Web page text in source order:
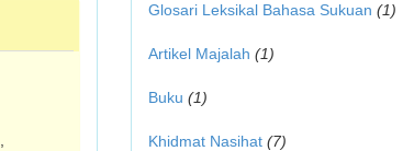
Glosari Leksikal Bahasa Sukuan (1)
Artikel Majalah (1)
Buku (1)
Khidmat Nasihat (7)